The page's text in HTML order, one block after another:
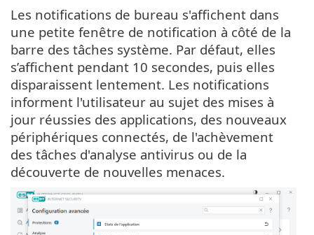
Les notifications de bureau s'affichent dans
une petite fenêtre de notification à côté de la
barre des tâches système. Par défaut, elles
s’affichent pendant 10 secondes, puis elles
disparaissent lentement. Les notifications
informent l'utilisateur au sujet des mises à
jour réussies des applications, des nouveaux
périphériques connectés, de l'achèvement
des tâches d'analyse antivirus ou de la
découverte de nouvelles menaces.